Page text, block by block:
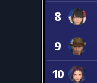
8
9
10